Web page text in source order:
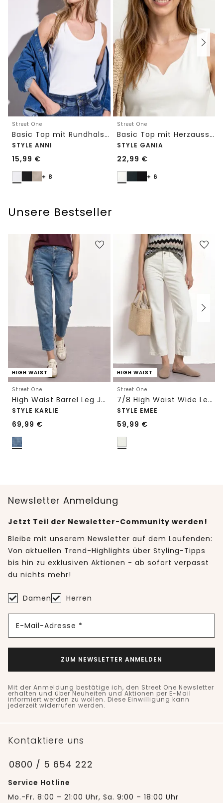
Street One
Basic Top mit Rundhals in Unifarbe
STYLE ANNI
15,99 €
+ 8
Street One
Basic Top mit Herzausschnitt
STYLE GANIA
22,99 €
+ 6
Unsere Bestseller
HIGH WAIST
Street One
High Waist Barrel Leg Jeans im Loose Fit
STYLE KARLIE
69,99 €
HIGH WAIST
Street One
7/8 High Waist Wide Leg Jeans im Loose Fit
STYLE EMEE
59,99 €
Newsletter Anmeldung
Jetzt Teil der Newsletter-Community werden!
Bleibe mit unserem Newsletter auf dem Laufenden:
Von aktuellen Trend-Highlights über Styling-Tipps
bis hin zu exklusiven Aktionen - ab sofort verpasst
du nichts mehr!
Damen Herren
E-Mail-Adresse *
ZUM NEWSLETTER ANMELDEN
Mit der Anmeldung bestätige ich, den Street One Newsletter
erhalten und über Neuheiten und Aktionen per E-Mail
informiert werden zu wollen. Diese Einwilligung kann
jederzeit widerrufen werden.
Kontaktiere uns
0800 / 5 654 222
Service Hotline
Mo.-Fr. 8:00 – 21:00 Uhr, Sa. 9:00 – 18:00 Uhr